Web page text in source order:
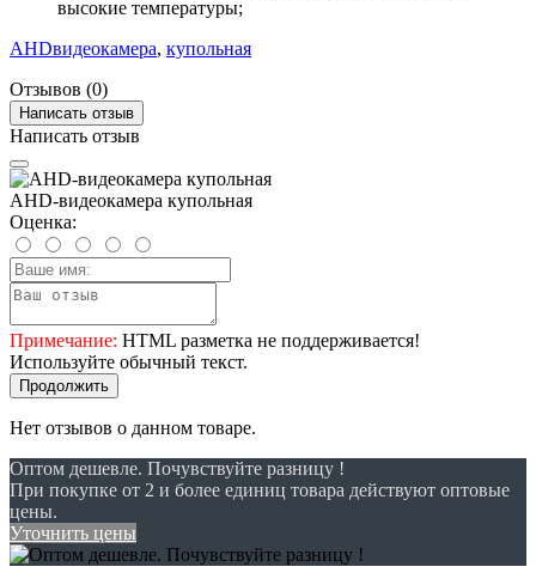
высокие температуры;
AHDвидеокамера, купольная
Отзывов (0)
Написать отзыв
Написать отзыв
AHD-видеокамера купольная
Оценка:
Примечание: HTML разметка не поддерживается!
Используйте обычный текст.
Продолжить
Нет отзывов о данном товаре.
Оптом дешевле. Почувствуйте разницу !
При покупке от 2 и более единиц товара действуют оптовые
цены.
Уточнить цены